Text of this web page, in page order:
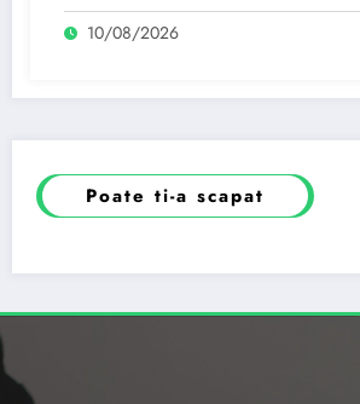
10/08/2026
Poate ti-a scapat